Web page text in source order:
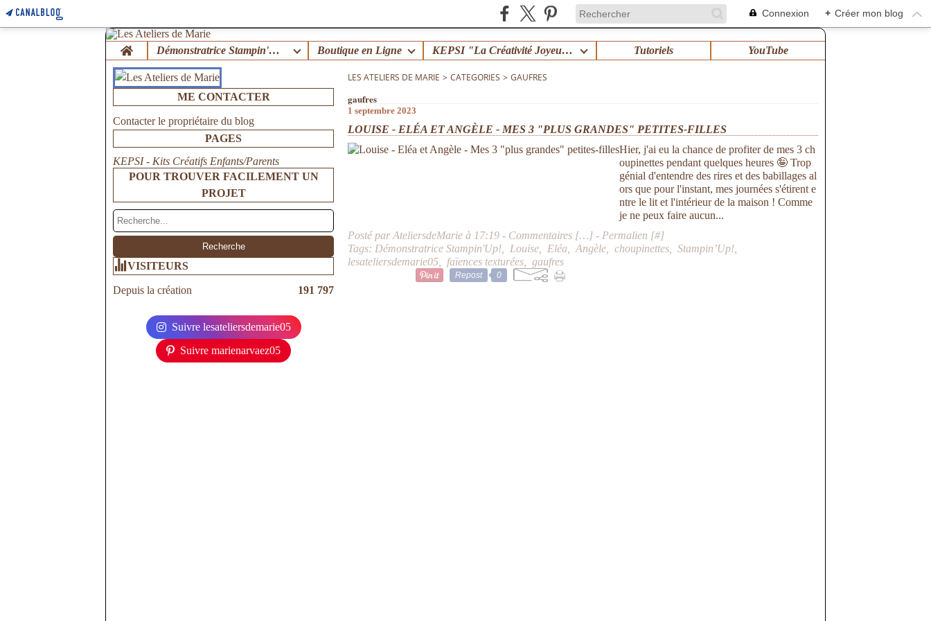
Connexion + Créer mon blog
Home Démonstratrice Stampin'Up ! Boutique en Ligne KEPSI "La Créativité Joyeuse en Famille" ! Tutoriels YouTube
ME CONTACTER
Contacter le propriétaire du blog
PAGES
KEPSI - Kits Créatifs Enfants/Parents
POUR TROUVER FACILEMENT UN
PROJET
VISITEURS
Depuis la création 191 797
Suivre lesateliersdemarie05
Suivre marienarvaez05
LES ATELIERS DE MARIE > CATEGORIES > GAUFRES
gaufres
1 septembre 2023
LOUISE - ELÉA ET ANGÈLE - MES 3 "PLUS GRANDES" PETITES-FILLES
Hier, j'ai eu la chance de profiter de mes 3 ch
oupinettes pendant quelques heures 🤪 Trop
génial d'entendre des rires et des babillages al
ors que pour l'instant, mes journées s'étirent e
ntre le lit et l'intérieur de la maison ! Comme
je ne peux faire aucun...
Posté par AteliersdeMarie à 17:19 - Commentaires […] - Permalien [#]
Tags: Démonstratrice Stampin'Up! Louise Eléa ,Angèle ,choupinettes ,Stampin’Up!
lesateliersdemarie05
faïences texturées ,gaufres
Repost 0